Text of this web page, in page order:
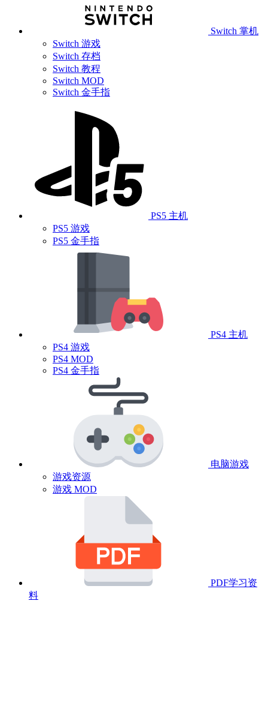
Switch 掌机
Switch 游戏
Switch 存档
Switch 教程
Switch MOD
Switch 金手指
PS5 主机
PS5 游戏
PS5 金手指
PS4 主机
PS4 游戏
PS4 MOD
PS4 金手指
电脑游戏
游戏资源
游戏 MOD
PDF学习资
料